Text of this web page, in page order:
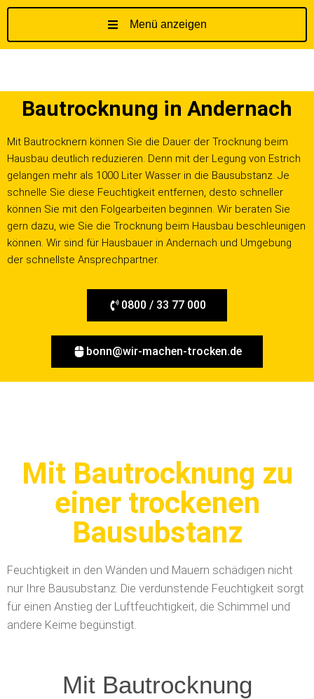
a
l
t
s
p
r
i
n
Menü anzeigen
Bautrocknung in Andernach
Mit Bautrocknern können Sie die Dauer der Trocknung beim
Hausbau deutlich reduzieren. Denn mit der Legung von Estrich
gelangen mehr als 1000 Liter Wasser in die Bausubstanz. Je
schnelle Sie diese Feuchtigkeit entfernen, desto schneller
können Sie mit den Folgearbeiten beginnen. Wir beraten Sie
gern dazu, wie Sie die Trocknung beim Hausbau beschleunigen
können. Wir sind für Hausbauer in Andernach und Umgebung
der schnellste Ansprechpartner.
0800 / 33 77 000
bonn@wir-machen-trocken.de
Mit Bautrocknung zu
einer trockenen
Bausubstanz
Feuchtigkeit in den Wänden und Mauern schädigen nicht
nur Ihre Bausubstanz. Die verdunstende Feuchtigkeit sorgt
für einen Anstieg der Luftfeuchtigkeit, die Schimmel und
andere Keime begünstigt.
Mit Bautrocknung Wände